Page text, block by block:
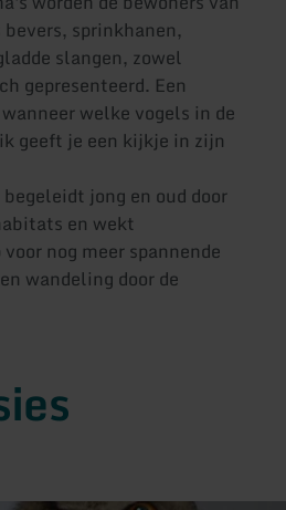
sprinkhanen,
slangen, zowel
gepresenteerd. Een
welke vogels in de
geeft je een kijkje in zijn
jong en oud door
en wekt
nog meer spannende
wandeling door de